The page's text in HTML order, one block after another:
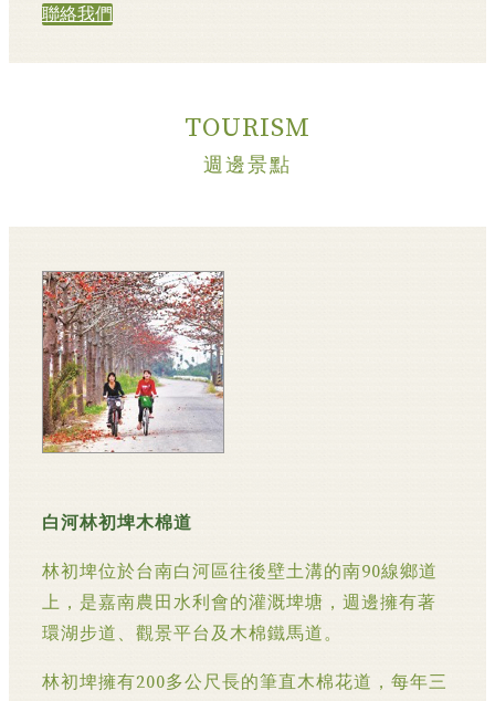
聯絡我們
TOURISM
週邊景點
白河林初埤木棉道
林初埤位於台南白河區往後壁土溝的南90線鄉道
上，是嘉南農田水利會的灌溉埤塘，週邊擁有著
環湖步道、觀景平台及木棉鐵馬道。
林初埤擁有200多公尺長的筆直木棉花道，每年三